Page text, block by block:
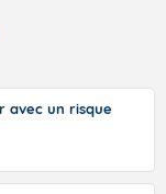
avec un risque